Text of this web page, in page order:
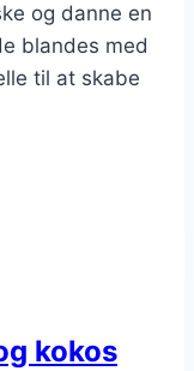
og danne en
blandes med
til at skabe
kokos